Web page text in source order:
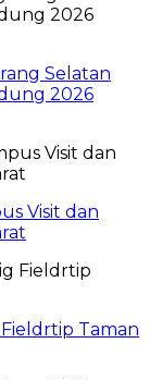
Selatan
2026
Visit dan
Taman